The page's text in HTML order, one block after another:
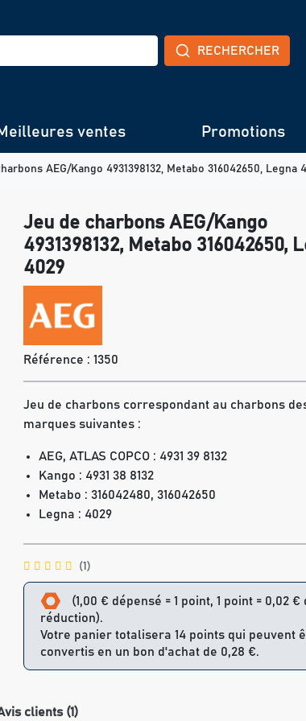
RECHERCHER
ventes Promotions
AEG/Kango 4931398132, Metabo 316042650, Legna
Jeu de charbons AEG/Kango
4931398132, Metabo 316042650,
4029
Référence : 1350
Jeu de charbons correspondant au charbons
marques suivantes :
AEG, ATLAS COPCO : 4931 39 8132
Kango : 4931 38 8132
Metabo : 316042480, 316042650
Legna : 4029
(1)
(1,00 € dépensé = 1 point, 1 point = 0,02 €
réduction).
Votre panier totalisera 14 points qui peuvent
convertis en un bon d'achat de 0,28 €.
clients (1)